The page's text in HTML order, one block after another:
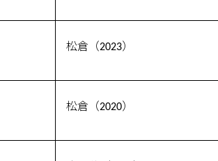
松倉（2023）
松倉（2020）